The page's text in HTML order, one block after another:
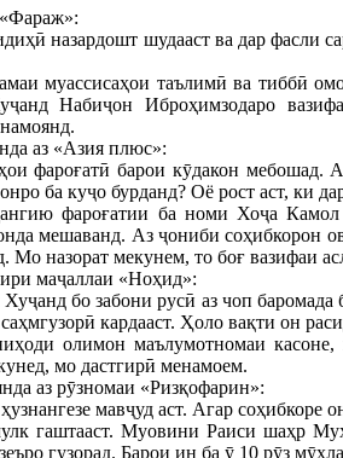
назардошт шудааст ва дар фасли
муассисаҳои таълимӣ ва тиббӣ
Набиҷон Иброҳимзодаро
аз «Азия плюс»:
фароғатӣ барои кӯдакон мебошад.
ба куҷо бурданд? Оё рост аст, ки
фароғатии ба номи Хоҷа
мешаванд. Аз ҷониби соҳибкорон
Мо назорат мекунем, то боғ вазифаи
маҷаллаи «Ноҳид»:
бо забони русӣ аз чоп
кардааст. Ҳоло вақти он
олимон маълумотномаи
мо дастгирӣ менамоем.
аз рӯзномаи «Ризқофарин»:
мавҷуд аст. Агар
гаштааст. Муовини Раиси шаҳр
гузорад. Барои ин ба ӯ 10 рӯз